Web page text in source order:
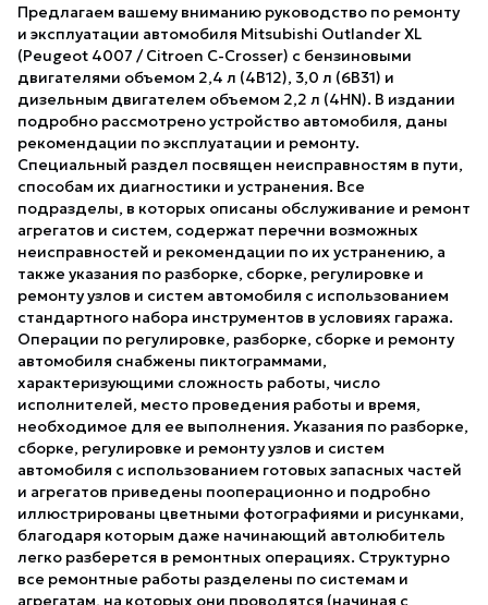
Предлагаем вашему вниманию руководство по ремонту
и эксплуатации автомобиля Mitsubishi Outlander XL
(Peugeot 4007 / Citroen C-Crosser) с бензиновыми
двигателями объемом 2,4 л (4В12), 3,0 л (6В31) и
дизельным двигателем объемом 2,2 л (4HN). В издании
подробно рассмотрено устройство автомобиля, даны
рекомендации по эксплуатации и ремонту.
Специальный раздел посвящен неисправностям в пути,
способам их диагностики и устранения. Все
подразделы, в которых описаны обслуживание и ремонт
агрегатов и систем, содержат перечни возможных
неисправностей и рекомендации по их устранению, а
также указания по разборке, сборке, регулировке и
ремонту узлов и систем автомобиля с использованием
стандартного набора инструментов в условиях гаража.
Операции по регулировке, разборке, сборке и ремонту
автомобиля снабжены пиктограммами,
характеризующими сложность работы, число
исполнителей, место проведения работы и время,
необходимое для ее выполнения. Указания по разборке,
сборке, регулировке и ремонту узлов и систем
автомобиля с использованием готовых запасных частей
и агрегатов приведены пооперационно и подробно
иллюстрированы цветными фотографиями и рисунками,
благодаря которым даже начинающий автолюбитель
легко разберется в ремонтных операциях. Структурно
все ремонтные работы разделены по системам и
агрегатам, на которых они проводятся (начиная с